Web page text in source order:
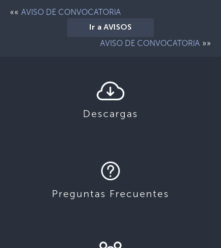
«« AVISO DE CONVOCATORIA
Ir a AVISOS
AVISO DE CONVOCATORIA »»
Descargas
Preguntas Frecuentes